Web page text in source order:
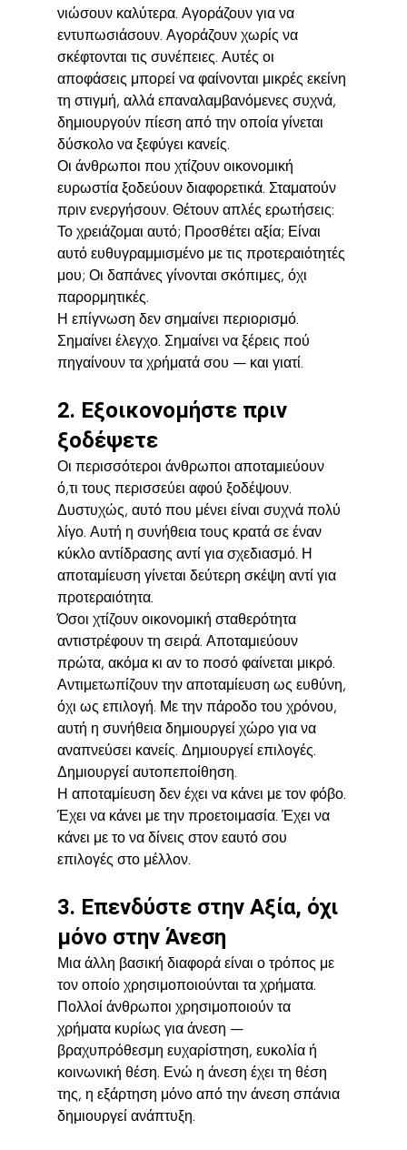
νιώσουν καλύτερα. Αγοράζουν για να
εντυπωσιάσουν. Αγοράζουν χωρίς να
σκέφτονται τις συνέπειες. Αυτές οι
αποφάσεις μπορεί να φαίνονται μικρές εκείνη
τη στιγμή, αλλά επαναλαμβανόμενες συχνά,
δημιουργούν πίεση από την οποία γίνεται
δύσκολο να ξεφύγει κανείς.
Οι άνθρωποι που χτίζουν οικονομική
ευρωστία ξοδεύουν διαφορετικά. Σταματούν
πριν ενεργήσουν. Θέτουν απλές ερωτήσεις:
Το χρειάζομαι αυτό; Προσθέτει αξία; Είναι
αυτό ευθυγραμμισμένο με τις προτεραιότητές
μου; Οι δαπάνες γίνονται σκόπιμες, όχι
παρορμητικές.
Η επίγνωση δεν σημαίνει περιορισμό.
Σημαίνει έλεγχο. Σημαίνει να ξέρεις πού
πηγαίνουν τα χρήματά σου — και γιατί.
2. Εξοικονομήστε πριν
ξοδέψετε
Οι περισσότεροι άνθρωποι αποταμιεύουν
ό,τι τους περισσεύει αφού ξοδέψουν.
Δυστυχώς, αυτό που μένει είναι συχνά πολύ
λίγο. Αυτή η συνήθεια τους κρατά σε έναν
κύκλο αντίδρασης αντί για σχεδιασμό. Η
αποταμίευση γίνεται δεύτερη σκέψη αντί για
προτεραιότητα.
Όσοι χτίζουν οικονομική σταθερότητα
αντιστρέφουν τη σειρά. Αποταμιεύουν
πρώτα, ακόμα κι αν το ποσό φαίνεται μικρό.
Αντιμετωπίζουν την αποταμίευση ως ευθύνη,
όχι ως επιλογή. Με την πάροδο του χρόνου,
αυτή η συνήθεια δημιουργεί χώρο για να
αναπνεύσει κανείς. Δημιουργεί επιλογές.
Δημιουργεί αυτοπεποίθηση.
Η αποταμίευση δεν έχει να κάνει με τον φόβο.
Έχει να κάνει με την προετοιμασία. Έχει να
κάνει με το να δίνεις στον εαυτό σου
επιλογές στο μέλλον.
3. Επενδύστε στην Αξία, όχι
μόνο στην Άνεση
Μια άλλη βασική διαφορά είναι ο τρόπος με
τον οποίο χρησιμοποιούνται τα χρήματα.
Πολλοί άνθρωποι χρησιμοποιούν τα
χρήματα κυρίως για άνεση —
βραχυπρόθεσμη ευχαρίστηση, ευκολία ή
κοινωνική θέση. Ενώ η άνεση έχει τη θέση
της, η εξάρτηση μόνο από την άνεση σπάνια
δημιουργεί ανάπτυξη.